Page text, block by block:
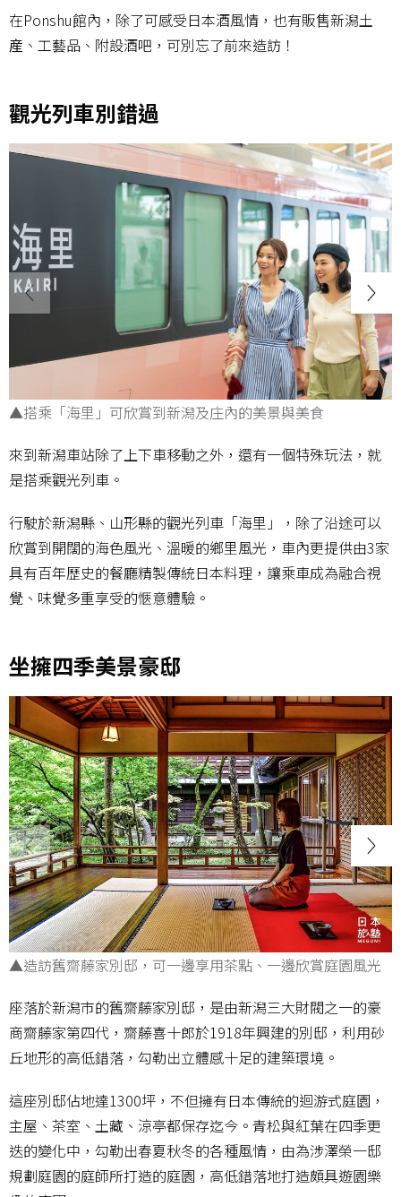
在Ponshu館內，除了可感受日本酒風情，也有販售新潟土
産、工藝品、附設酒吧，可別忘了前來造訪！
觀光列車別錯過
▲搭乘「海里」可欣賞到新潟及庄內的美景與美食
來到新潟車站除了上下車移動之外，還有一個特殊玩法，就
是搭乘觀光列車。
行駛於新潟縣、山形縣的觀光列車「海里」，除了沿途可以
欣賞到開闊的海色風光、溫暖的鄉里風光，車內更提供由3家
具有百年歷史的餐廳精製傳統日本料理，讓乘車成為融合視
覺、味覺多重享受的愜意體驗。
坐擁四季美景豪邸
▲造訪舊齋藤家別邸，可一邊享用茶點、一邊欣賞庭園風光
座落於新潟市的舊齋藤家別邸，是由新潟三大財閥之一的豪
商齋藤家第四代，齋藤喜十郎於1918年興建的別邸，利用砂
丘地形的高低錯落，勾勒出立體感十足的建築環境。
這座別邸佔地達1300坪，不但擁有日本傳統的迴游式庭園，
主屋、茶室、土藏、涼亭都保存迄今。青松與紅葉在四季更
迭的變化中，勾勒出春夏秋冬的各種風情，由為涉澤榮一邸
規劃庭園的庭師所打造的庭園，高低錯落地打造頗具遊園樂